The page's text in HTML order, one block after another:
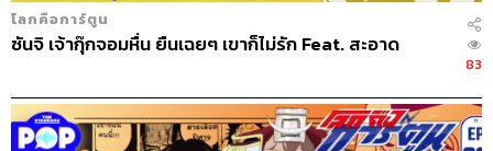
โลกคือการ์ตูน
ซันจิ เจ้ากุ๊กจอมหื่น ยืนเฉยๆ เขาก็ไม่รัก Feat. สะอาด
83